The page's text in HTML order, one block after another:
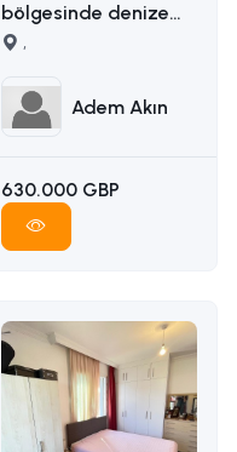
bölgesinde denize
yakın uygun fiyata
satılık arazi İLETİŞİM
ADEM AKIN
,
Adem Akın
630.000 GBP